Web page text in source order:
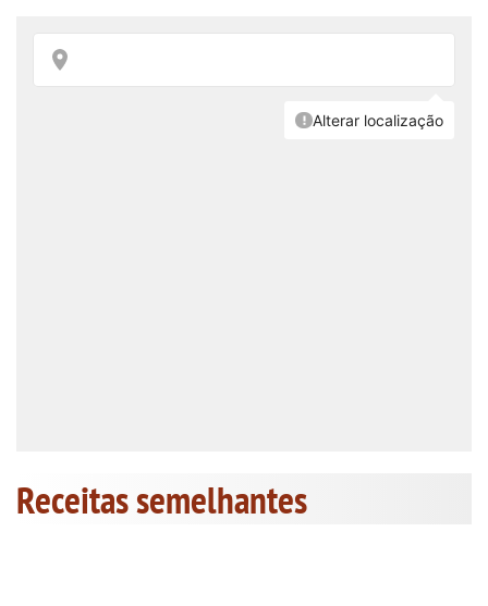
Receitas semelhantes